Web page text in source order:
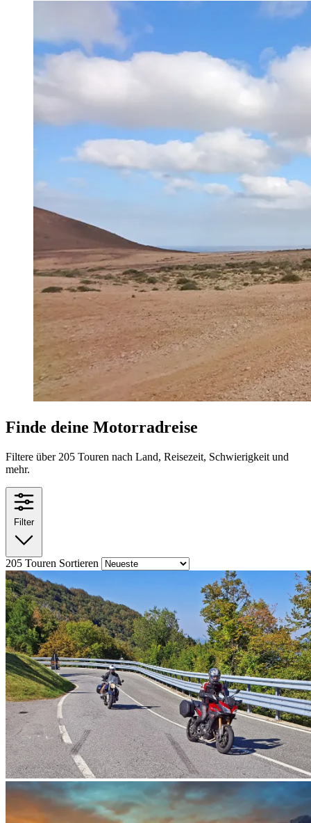
Finde deine Motorradreise
Filtere über 205 Touren nach Land, Reisezeit, Schwierigkeit und
mehr.
Filter
205 Touren Sortieren